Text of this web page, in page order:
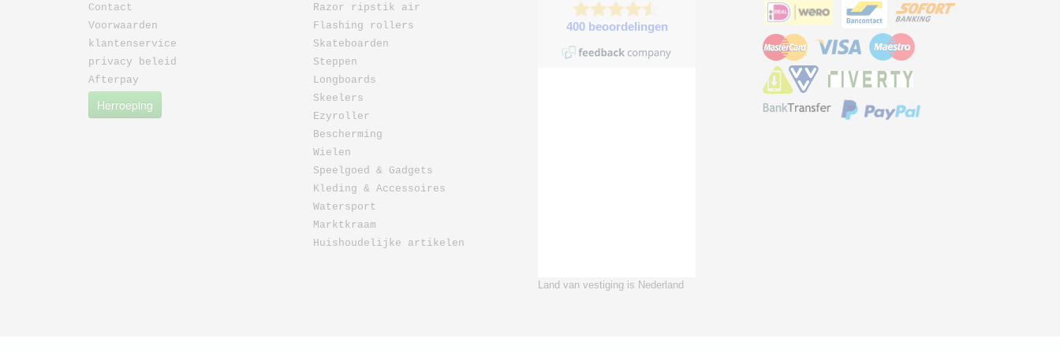
Contact
Voorwaarden
klantenservice
privacy beleid
Afterpay
Herroeping
Razor ripstik air
Flashing rollers
Skateboarden
Steppen
Longboards
Skeelers
Ezyroller
Bescherming
Wielen
Speelgoed & Gadgets
Kleding & Accessoires
Watersport
Marktkraam
Huishoudelijke artikelen
Land van vestiging is Nederland